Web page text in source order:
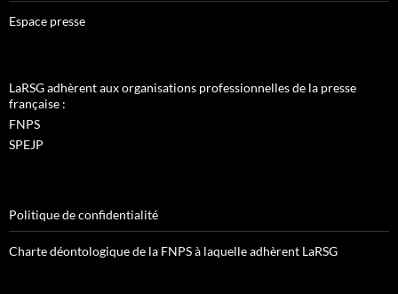
Espace presse
LaRSG adhèrent aux organisations professionnelles de la presse
française :
FNPS
SPEJP
Politique de confidentialité
Charte déontologique de la FNPS à laquelle adhèrent LaRSG